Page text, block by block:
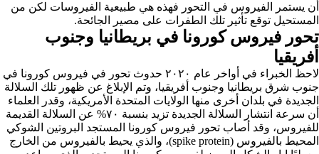
أن يستمر الفيروس في التحور فهذه هي طبيعية الفيروسات لكن من
المستحيل توقع تأثير تلك الطفرات على مصير الجائحة.
تحور فيروس كورونا في بريطانيا وجنوب
أفريقيا
لاحظ الخبراء في أواخر عام ٢٠٢٠ حدوث تحور في فيروس كورونا في
جنوب شرق بريطانيا وجنوب أفريقيا، وتم الإبلاغ عن ظهور تلك السلالة
الجديدة في بلدان أخرى منها الولايات المتحدة الأمريكية، وقدر العلماء
أن سرعة انتشار السلالة الجديدة تزيد بنسبة ٧٠% عن السلالة القديمة
للفيروس، وقد أصاب تحور فيروس كورونا المستجد البروتين الشوكي
المحيط بالفيروس (spike protein)، والذي يحيط بالفيروس من الخارج